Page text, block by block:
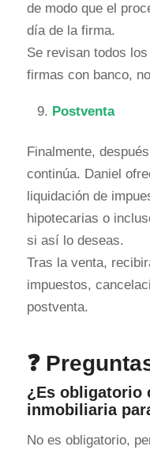
de modo que el
día de la firma.
Se revisan todos
firmas con banco,
Postventa
Finalmente,
continúa. Daniel
liquidación de
hipotecarias o
si así lo deseas.
Tras la venta,
impuestos,
postventa.
❓
¿Es obligatorio
inmobiliaria
No es obligatorio,